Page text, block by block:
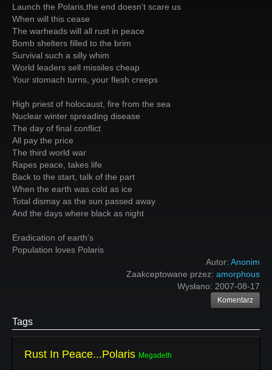
Launch the Polaris,the end doesn't scare us
When will this cease
The warheads will all rust in peace
Bomb shelters filled to the brim
Survival such a silly whim
World leaders sell missiles cheap
Your stomach turns, your flesh creeps
High priest of holocaust, fire from the sea
Nuclear winter spreading disease
The day of final conflict
All pay the price
The third world war
Rapes peace, takes life
Back to the start, talk of the part
When the earth was cold as ice
Total dismay as the sun passed away
And the days where black as night
Eradication of earth's
Population loves Polaris
Autor: Anonim
Zaakceptowane przez: amorphous
Wysłano: 2007-08-17
Komentarz
Tags
Rust In Peace...Polaris Megadeth